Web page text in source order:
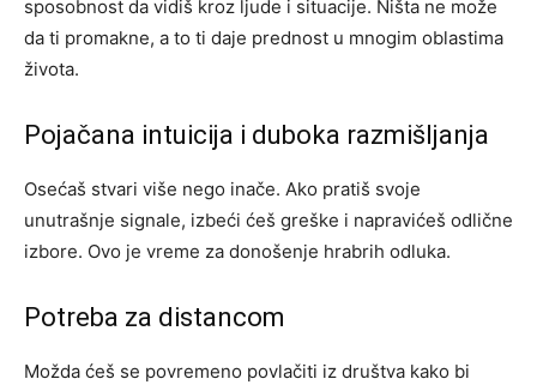
sposobnost da vidiš kroz ljude i situacije. Ništa ne može
da ti promakne, a to ti daje prednost u mnogim oblastima
života.
Pojačana intuicija i duboka razmišljanja
Osećaš stvari više nego inače. Ako pratiš svoje
unutrašnje signale, izbeći ćeš greške i napravićeš odlične
izbore. Ovo je vreme za donošenje hrabrih odluka.
Potreba za distancom
Možda ćeš se povremeno povlačiti iz društva kako bi